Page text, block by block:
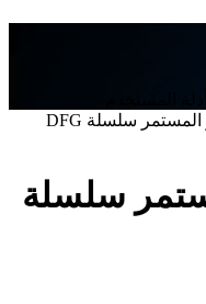
المستخدم
مرشحات التيار المستمر سلسلة DFG
سلسلة